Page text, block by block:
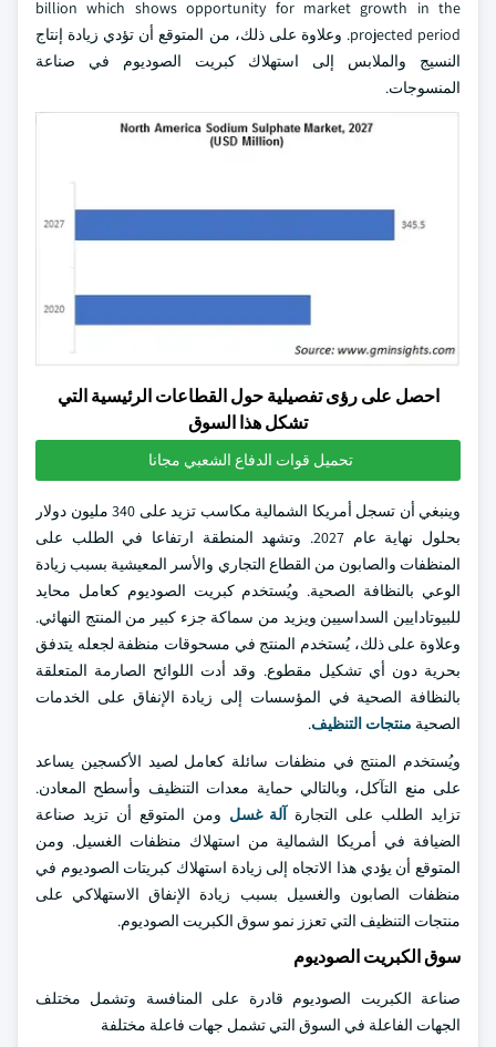
billion which shows opportunity for market growth in the
projected period. وعلاوة على ذلك، من المتوقع أن تؤدي زيادة إنتاج
النسيج والملابس إلى استهلاك كبريت الصوديوم في صناعة
المنسوجات.
احصل على رؤى تفصيلية حول القطاعات الرئيسية التي
تشكل هذا السوق
تحميل قوات الدفاع الشعبي مجانا
وينبغي أن تسجل أمريكا الشمالية مكاسب تزيد على 340 مليون دولار
بحلول نهاية عام 2027. وتشهد المنطقة ارتفاعا في الطلب على
المنظفات والصابون من القطاع التجاري والأسر المعيشية بسبب زيادة
الوعي بالنظافة الصحية. ويُستخدم كبريت الصوديوم كعامل محايد
للبيوتادايين السداسيين ويزيد من سماكة جزء كبير من المنتج النهائي.
وعلاوة على ذلك، يُستخدم المنتج في مسحوقات منظفة لجعله يتدفق
بحرية دون أي تشكيل مقطوع. وقد أدت اللوائح الصارمة المتعلقة
بالنظافة الصحية في المؤسسات إلى زيادة الإنفاق على الخدمات
الصحية منتجات التنظيف.
ويُستخدم المنتج في منظفات سائلة كعامل لصيد الأكسجين يساعد
على منع التآكل، وبالتالي حماية معدات التنظيف وأسطح المعادن.
تزايد الطلب على التجارة آلة غسل ومن المتوقع أن تزيد صناعة
الضيافة في أمريكا الشمالية من استهلاك منظفات الغسيل. ومن
المتوقع أن يؤدي هذا الاتجاه إلى زيادة استهلاك كبريتات الصوديوم في
منظفات الصابون والغسيل بسبب زيادة الإنفاق الاستهلاكي على
منتجات التنظيف التي تعزز نمو سوق الكبريت الصوديوم.
سوق الكبريت الصوديوم
صناعة الكبريت الصوديوم قادرة على المنافسة وتشمل مختلف
الجهات الفاعلة في السوق التي تشمل جهات فاعلة مختلفة